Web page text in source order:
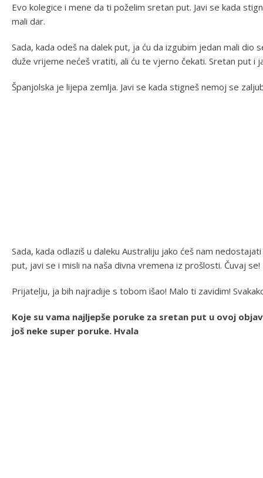
Evo kolegice i mene da ti poželim sretan put. Javi se kada
mali dar.
Sada, kada odeš na dalek put, ja ću da izgubim jedan mali dio
duže vrijeme nećeš vratiti, ali ću te vjerno čekati. Sretan put i
Španjolska je lijepa zemlja. Javi se kada stigneš nemoj se
Sada, kada odlaziš u daleku Australiju jako ćeš nam
put, javi se i misli na naša divna vremena iz prošlosti. Čuvaj se!
Prijatelju, ja bih najradije s tobom išao! Malo ti zavidim!
Koje su vama najljepše poruke za sretan put u ovoj
još neke super poruke. Hvala